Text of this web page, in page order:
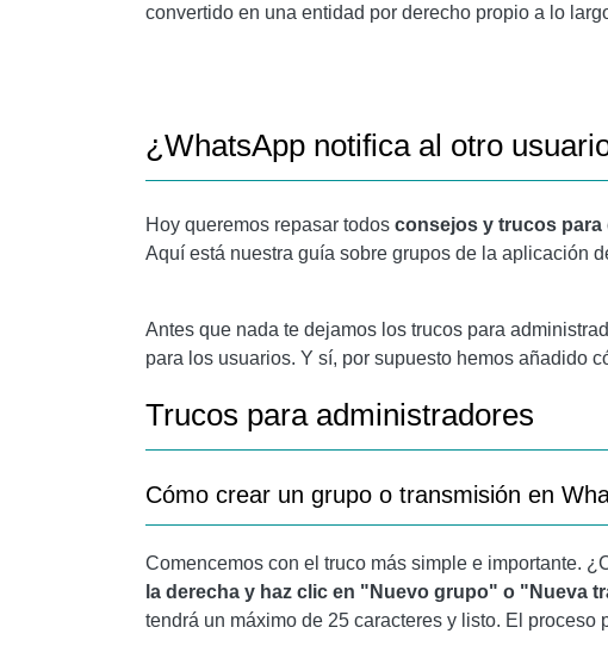
RESPONDA DIRECTAMENTE O ENVÍE UN MENSAJE
IMPEDIR EL GUARDADO DE CONTENIDO MULTIMEDIA
VER QUIÉN ESTÁ EN EL GRUPO
WHATSAPP: CÓMO NO ENVIAR FOTOS A LAS
CÓMO USAR UNA CUENTA DE WHATSAPP EN DOS
VER LOS ARCHIVOS QUE SE HAN ENVIADO
QUÉ SUCEDE CUANDO BLOQUEAS A UNA PERSONA
WHATSAPP RECIBE LA FUNCIÓN DE DESBLOQUEO
convertido en una entidad por derecho propio a lo
¿WhatsApp notifica al otro
Hoy queremos repasar todos consejos y trucos
Aquí está nuestra guía sobre grupos de la aplicación
Antes que nada te dejamos los trucos para
para los usuarios. Y sí, por supuesto hemos añadido
Trucos para administradores
Cómo crear un grupo o transmisión en
Comencemos con el truco más simple e importante.
la derecha y haz clic en "Nuevo grupo" o "Nueva
tendrá un máximo de 25 caracteres y listo. El